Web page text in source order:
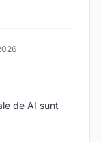
de AI sunt